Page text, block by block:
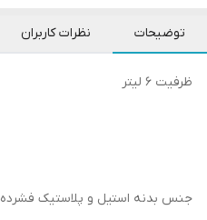
توضیحات نظرات کاربران
ظرفیت 6 لیتر
جنس بدنه استیل و پلاستیک فشرده